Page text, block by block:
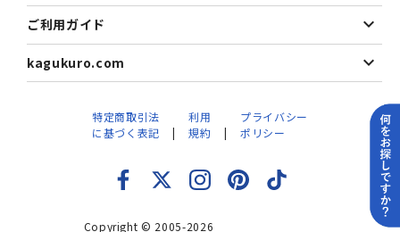
ご利用ガイド
kagukuro.com
Copyright © 2005-2026
特定商取引法
に基づく表記
利用
規約
プライバシー
ポリシー